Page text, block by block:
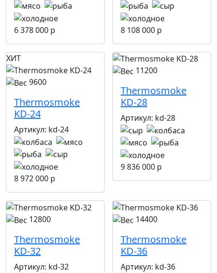
6 378 000 р 8 108 000 р
ХИТ
9600
Thermosmoke
KD-24
Артикул: kd-24
8 972 000 р
11200
Thermosmoke
KD-28
Артикул: kd-28
9 836 000 р
12800
Thermosmoke
KD-32
Артикул: kd-32
14400
Thermosmoke
KD-36
Артикул: kd-36